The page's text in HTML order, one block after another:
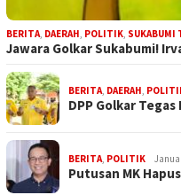
BERITA, DAERAH, POLITIK, SUKABUMI
Jawara Golkar Sukabumi!
BERITA, DAERAH,
DPP Golkar
BERITA, POLITIK
Putusan MK